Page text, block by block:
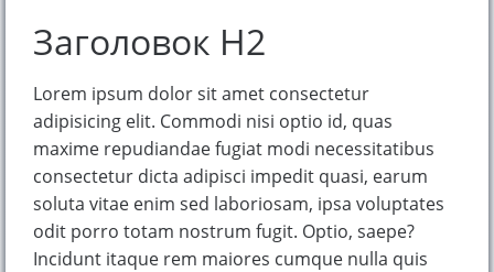
Заголовок H2
Lorem ipsum dolor sit amet consectetur
adipisicing elit. Commodi nisi optio id, quas
maxime repudiandae fugiat modi necessitatibus
consectetur dicta adipisci impedit quasi, earum
soluta vitae enim sed laboriosam, ipsa voluptates
odit porro totam nostrum fugit. Optio, saepe?
Incidunt itaque rem maiores cumque nulla quis